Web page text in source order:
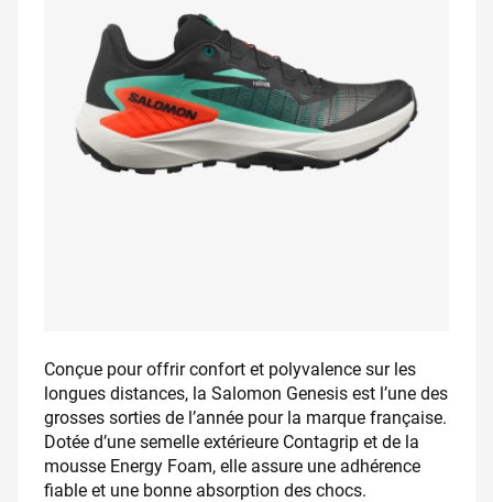
Conçue pour offrir confort et polyvalence sur les
longues distances, la Salomon Genesis est l’une des
grosses sorties de l’année pour la marque française.
Dotée d’une semelle extérieure Contagrip et de la
mousse Energy Foam, elle assure une adhérence
fiable et une bonne absorption des chocs.